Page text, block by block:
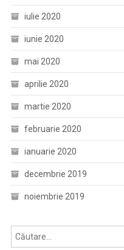
iulie 2020
iunie 2020
mai 2020
aprilie 2020
martie 2020
februarie 2020
ianuarie 2020
decembrie 2019
noiembrie 2019